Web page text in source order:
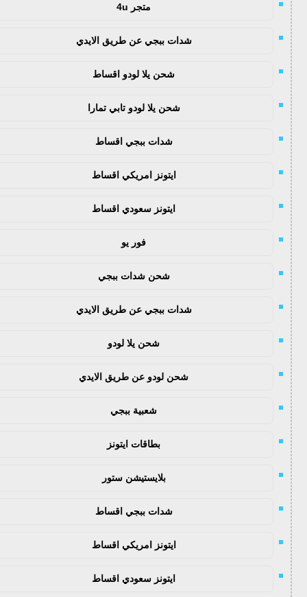
متجر 4u
شدات ببجي عن طريق الايدي
شحن يلا لودو اقساط
شحن يلا لودو تابي تمارا
شدات ببجي اقساط
ايتونز امريكي اقساط
ايتونز سعودي اقساط
فور يو
شحن شدات ببجي
شدات ببجي عن طريق الايدي
شحن يلا لودو
شحن لودو عن طريق الايدي
شعبية ببجي
بطاقات ايتونز
بلايستيشن ستور
شدات ببجي اقساط
ايتونز امريكي اقساط
ايتونز سعودي اقساط